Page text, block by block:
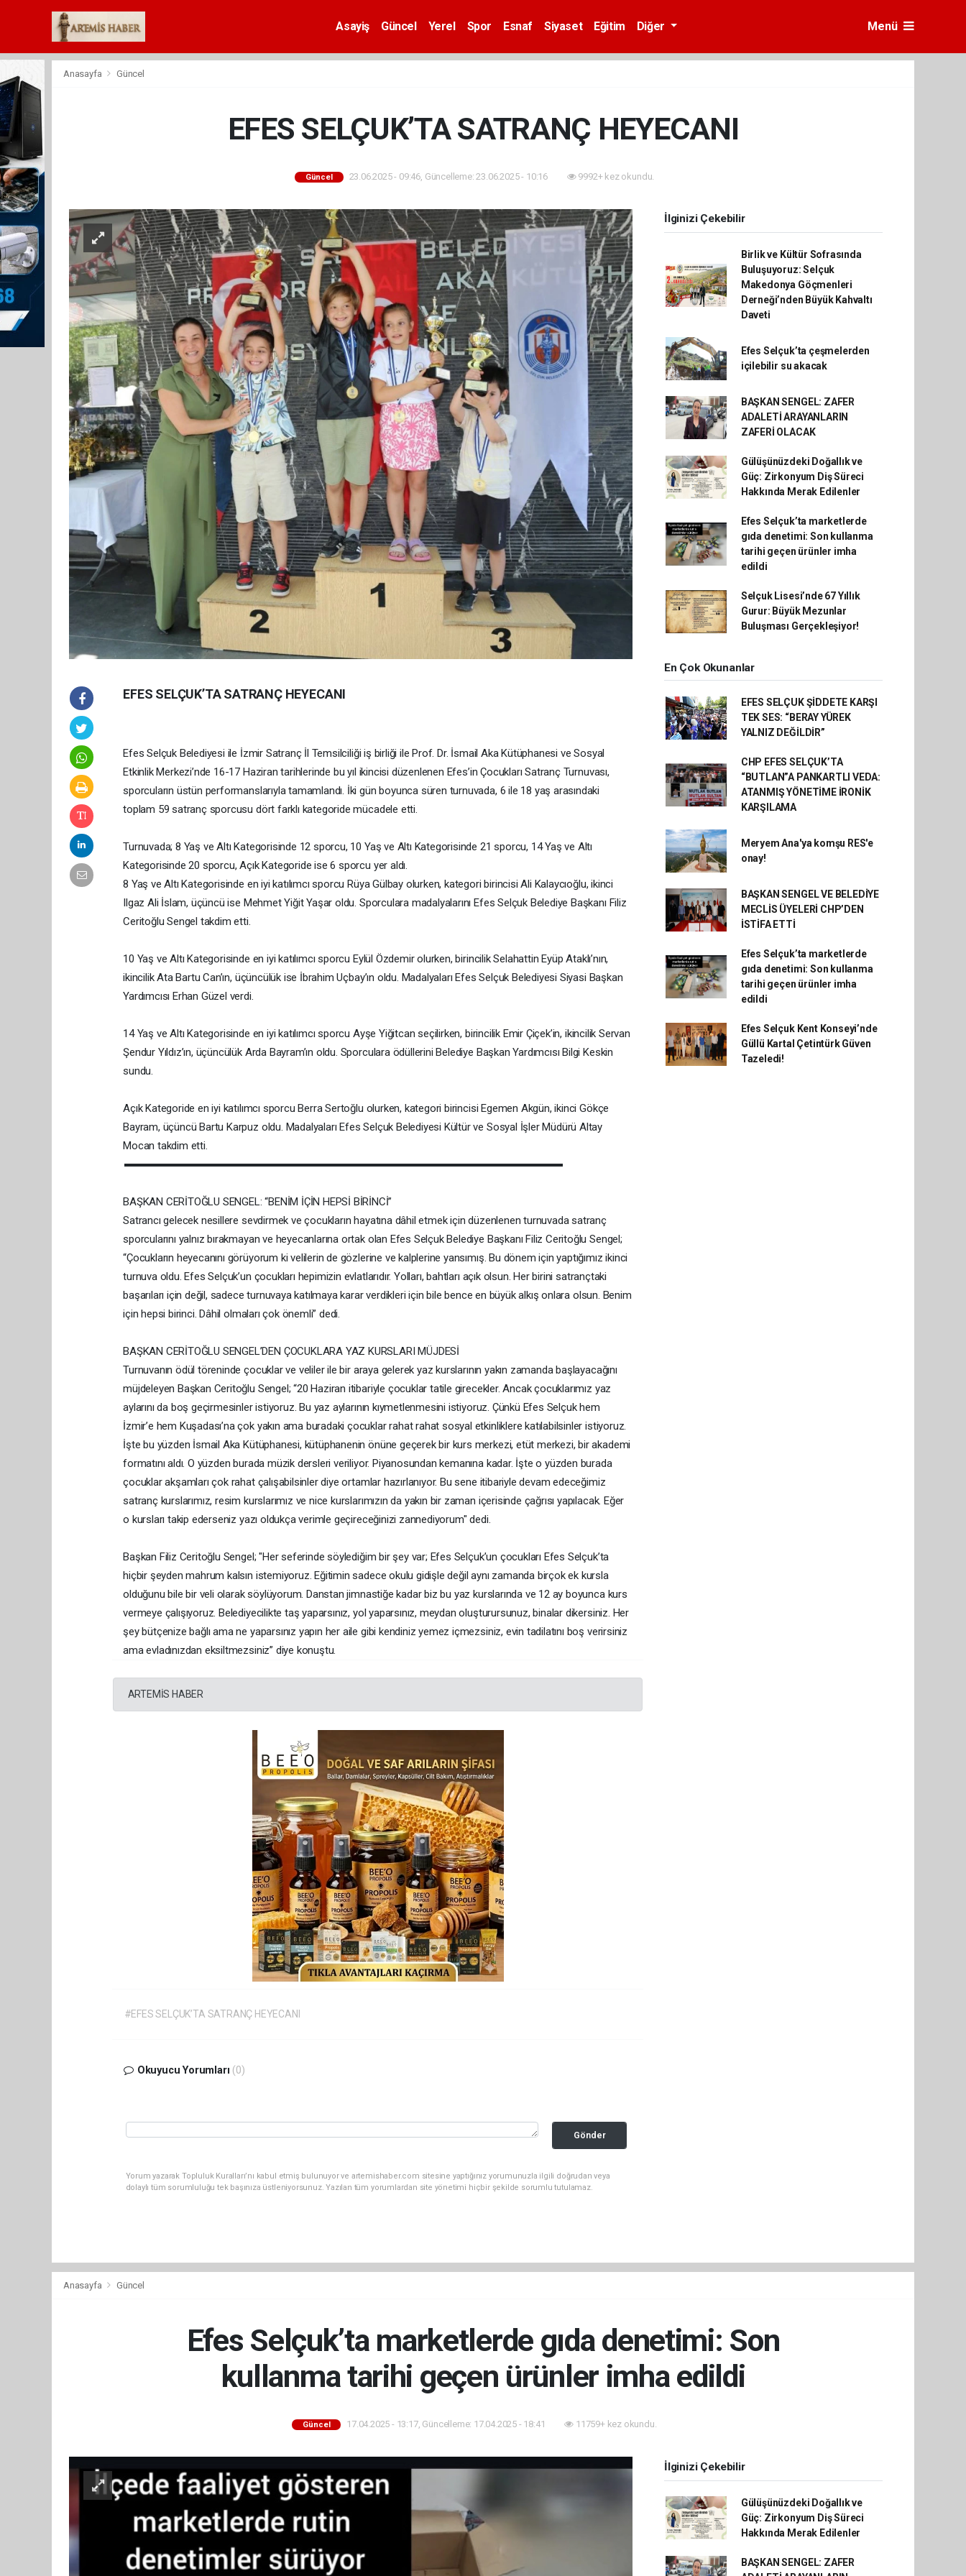
Asayiş Güncel Yerel Spor Esnaf Siyaset Eğitim Diğer Menü
Anasayfa Güncel
EFES SELÇUK’TA SATRANÇ HEYECANI
Güncel 23.06.2025 - 09:46, Güncelleme: 23.06.2025 - 10:16 9992+ kez okundu.
EFES SELÇUK’TA SATRANÇ HEYECANI
Efes Selçuk Belediyesi ile İzmir Satranç İl Temsilciliği iş birliği ile Prof. Dr. İsmail Aka Kütüphanesi ve Sosyal
Etkinlik Merkezi’nde 16-17 Haziran tarihlerinde bu yıl ikincisi düzenlenen Efes’in Çocukları Satranç Turnuvası,
sporcuların üstün performanslarıyla tamamlandı. İki gün boyunca süren turnuvada, 6 ile 18 yaş arasındaki
toplam 59 satranç sporcusu dört farklı kategoride mücadele etti.
Turnuvada; 8 Yaş ve Altı Kategorisinde 12 sporcu, 10 Yaş ve Altı Kategorisinde 21 sporcu, 14 Yaş ve Altı
Kategorisinde 20 sporcu, Açık Kategoride ise 6 sporcu yer aldı.
8 Yaş ve Altı Kategorisinde en iyi katılımcı sporcu Rüya Gülbay olurken, kategori birincisi Ali Kalaycıoğlu, ikinci
Ilgaz Ali İslam, üçüncü ise Mehmet Yiğit Yaşar oldu. Sporculara madalyalarını Efes Selçuk Belediye Başkanı Filiz
Ceritoğlu Sengel takdim etti.
10 Yaş ve Altı Kategorisinde en iyi katılımcı sporcu Eylül Özdemir olurken, birincilik Selahattin Eyüp Ataklı’nın,
ikincilik Ata Bartu Can’ın, üçüncülük ise İbrahim Uçbay’ın oldu. Madalyaları Efes Selçuk Belediyesi Siyasi Başkan
Yardımcısı Erhan Güzel verdi.
14 Yaş ve Altı Kategorisinde en iyi katılımcı sporcu Ayşe Yiğitcan seçilirken, birincilik Emir Çiçek’in, ikincilik Servan
Şendur Yıldız’ın, üçüncülük Arda Bayram’ın oldu. Sporculara ödüllerini Belediye Başkan Yardımcısı Bilgi Keskin
sundu.
Açık Kategoride en iyi katılımcı sporcu Berra Sertoğlu olurken, kategori birincisi Egemen Akgün, ikinci Gökçe
Bayram, üçüncü Bartu Karpuz oldu. Madalyaları Efes Selçuk Belediyesi Kültür ve Sosyal İşler Müdürü Altay
Mocan takdim etti.
BAŞKAN CERİTOĞLU SENGEL: “BENİM İÇİN HEPSİ BİRİNCİ”
Satrancı gelecek nesillere sevdirmek ve çocukların hayatına dâhil etmek için düzenlenen turnuvada satranç
sporcularını yalnız bırakmayan ve heyecanlarına ortak olan Efes Selçuk Belediye Başkanı Filiz Ceritoğlu Sengel;
“Çocukların heyecanını görüyorum ki velilerin de gözlerine ve kalplerine yansımış. Bu dönem için yaptığımız ikinci
turnuva oldu. Efes Selçuk’un çocukları hepimizin evlatlarıdır. Yolları, bahtları açık olsun. Her birini satrançtaki
başarıları için değil, sadece turnuvaya katılmaya karar verdikleri için bile bence en büyük alkış onlara olsun. Benim
için hepsi birinci. Dâhil olmaları çok önemli” dedi.
BAŞKAN CERİTOĞLU SENGEL’DEN ÇOCUKLARA YAZ KURSLARI MÜJDESİ
Turnuvanın ödül töreninde çocuklar ve veliler ile bir araya gelerek yaz kurslarının yakın zamanda başlayacağını
müjdeleyen Başkan Ceritoğlu Sengel; “20 Haziran itibariyle çocuklar tatile girecekler. Ancak çocuklarımız yaz
aylarını da boş geçirmesinler istiyoruz. Bu yaz aylarının kıymetlenmesini istiyoruz. Çünkü Efes Selçuk hem
İzmir’e hem Kuşadası’na çok yakın ama buradaki çocuklar rahat rahat sosyal etkinliklere katılabilsinler istiyoruz.
İşte bu yüzden İsmail Aka Kütüphanesi, kütüphanenin önüne geçerek bir kurs merkezi, etüt merkezi, bir akademi
formatını aldı. O yüzden burada müzik dersleri veriliyor. Piyanosundan kemanına kadar. İşte o yüzden burada
çocuklar akşamları çok rahat çalışabilsinler diye ortamlar hazırlanıyor. Bu sene itibariyle devam edeceğimiz
satranç kurslarımız, resim kurslarımız ve nice kurslarımızın da yakın bir zaman içerisinde çağrısı yapılacak. Eğer
o kursları takip ederseniz yazı oldukça verimle geçireceğinizi zannediyorum" dedi.
Başkan Filiz Ceritoğlu Sengel; "Her seferinde söylediğim bir şey var; Efes Selçuk’un çocukları Efes Selçuk’ta
hiçbir şeyden mahrum kalsın istemiyoruz. Eğitimin sadece okulu gidişle değil aynı zamanda birçok ek kursla
olduğunu bile bir veli olarak söylüyorum. Danstan jimnastiğe kadar biz bu yaz kurslarında ve 12 ay boyunca kurs
vermeye çalışıyoruz. Belediyecilikte taş yaparsınız, yol yaparsınız, meydan oluşturursunuz, binalar dikersiniz. Her
şey bütçenize bağlı ama ne yaparsınız yapın her aile gibi kendiniz yemez içmezsiniz, evin tadilatını boş verirsiniz
ama evladınızdan eksiltmezsiniz” diye konuştu.
ARTEMİS HABER
#EFES SELÇUK’TA SATRANÇ HEYECANI
Okuyucu Yorumları (0)
Gönder
Yorum yazarak Topluluk Kuralları’nı kabul etmiş bulunuyor ve artemishaber.com sitesine yaptığınız yorumunuzla ilgili doğrudan veya
dolaylı tüm sorumluluğu tek başınıza üstleniyorsunuz. Yazılan tüm yorumlardan site yönetimi hiçbir şekilde sorumlu tutulamaz.
İlginizi Çekebilir
Birlik ve Kültür Sofrasında
Buluşuyoruz: Selçuk
Makedonya Göçmenleri
Derneği’nden Büyük Kahvaltı
Daveti
Efes Selçuk’ta çeşmelerden
içilebilir su akacak
BAŞKAN SENGEL: ZAFER
ADALETİ ARAYANLARIN
ZAFERİ OLACAK
Gülüşünüzdeki Doğallık ve
Güç: Zirkonyum Diş Süreci
Hakkında Merak Edilenler
Efes Selçuk’ta marketlerde
gıda denetimi: Son kullanma
tarihi geçen ürünler imha
edildi
Selçuk Lisesi’nde 67 Yıllık
Gurur: Büyük Mezunlar
Buluşması Gerçekleşiyor!
En Çok Okunanlar
EFES SELÇUK ŞİDDETE KARŞI
TEK SES: “BERAY YÜREK
YALNIZ DEĞİLDİR”
CHP EFES SELÇUK’TA
“BUTLAN”A PANKARTLI VEDA:
ATANMIŞ YÖNETİME İRONİK
KARŞILAMA
Meryem Ana'ya komşu RES'e
onay!
BAŞKAN SENGEL VE BELEDİYE
MECLİS ÜYELERİ CHP’DEN
İSTİFA ETTİ
Efes Selçuk’ta marketlerde
gıda denetimi: Son kullanma
tarihi geçen ürünler imha
edildi
Efes Selçuk Kent Konseyi’nde
Güllü Kartal Çetintürk Güven
Tazeledi!
Anasayfa Güncel
Efes Selçuk’ta marketlerde gıda denetimi: Son
kullanma tarihi geçen ürünler imha edildi
Güncel 17.04.2025 - 13:17, Güncelleme: 17.04.2025 - 18:41 11759+ kez okundu.
İlginizi Çekebilir
Gülüşünüzdeki Doğallık ve
Güç: Zirkonyum Diş Süreci
Hakkında Merak Edilenler
BAŞKAN SENGEL: ZAFER